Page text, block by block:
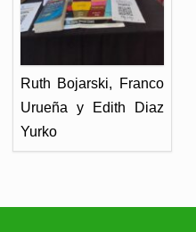
Ruth Bojarski, Franco
Urueña y Edith Diaz
Yurko